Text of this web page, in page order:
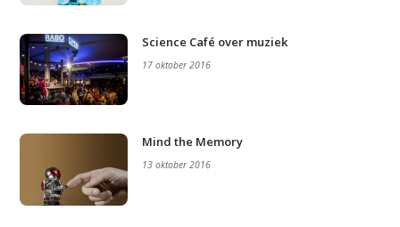
Science Café over muziek
17 oktober 2016
Mind the Memory
13 oktober 2016